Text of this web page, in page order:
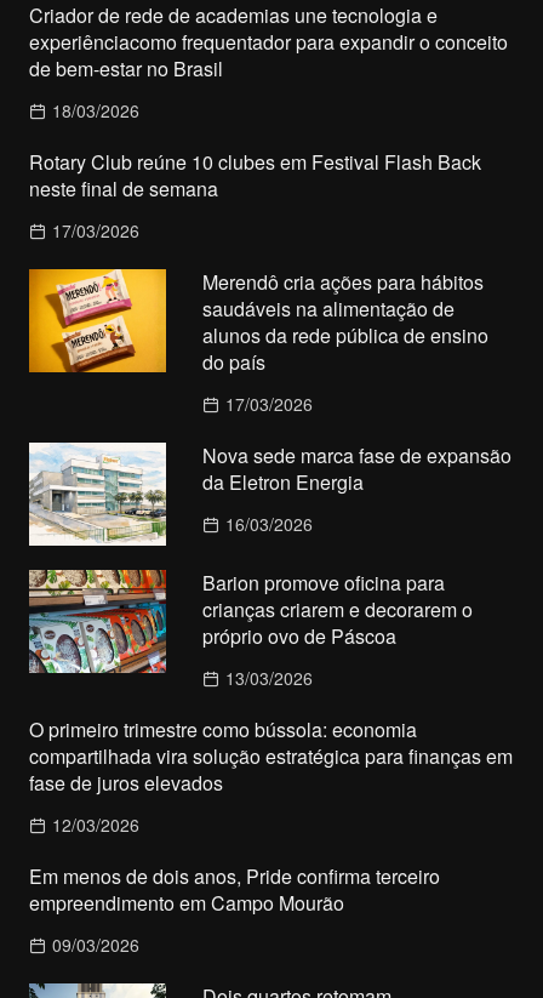
Criador de rede de academias une tecnologia e
experiênciacomo frequentador para expandir o conceito
de bem-estar no Brasil
18/03/2026
Rotary Club reúne 10 clubes em Festival Flash Back
neste final de semana
17/03/2026
Merendô cria ações para hábitos
saudáveis na alimentação de
alunos da rede pública de ensino
do país
17/03/2026
Nova sede marca fase de expansão
da Eletron Energia
16/03/2026
Barion promove oficina para
crianças criarem e decorarem o
próprio ovo de Páscoa
13/03/2026
O primeiro trimestre como bússola: economia
compartilhada vira solução estratégica para finanças em
fase de juros elevados
12/03/2026
Em menos de dois anos, Pride confirma terceiro
empreendimento em Campo Mourão
09/03/2026